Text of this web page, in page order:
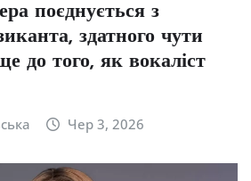
поєднується з
здатного чути
до того, як вокаліст
Чер 3, 2026